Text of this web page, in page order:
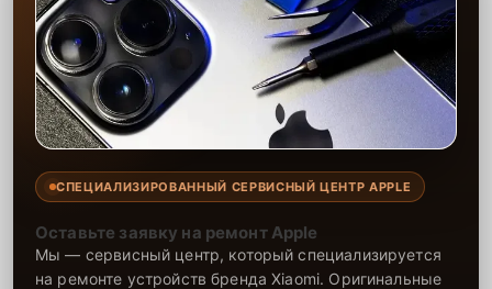
СПЕЦИАЛИЗИРОВАННЫЙ СЕРВИСНЫЙ ЦЕНТР APPLE
Оставьте заявку на ремонт Apple
Мы — сервисный центр, который специализируется
на ремонте устройств бренда Xiaomi. Оригинальные